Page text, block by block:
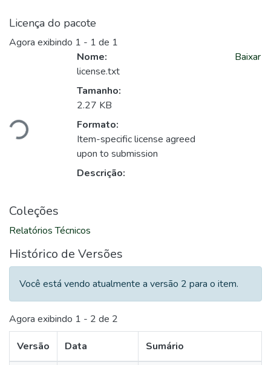
Licença do pacote
Agora exibindo 1 - 1 de 1
Carregando...
Nome:
license.txt
Tamanho:
2.27 KB
Formato:
Item-specific license agreed
upon to submission
Descrição:
Baixar
Coleções
Relatórios Técnicos
Histórico de Versões
Você está vendo atualmente a versão 2 para o item.
Agora exibindo 1 - 2 de 2
Versão Data Sumário